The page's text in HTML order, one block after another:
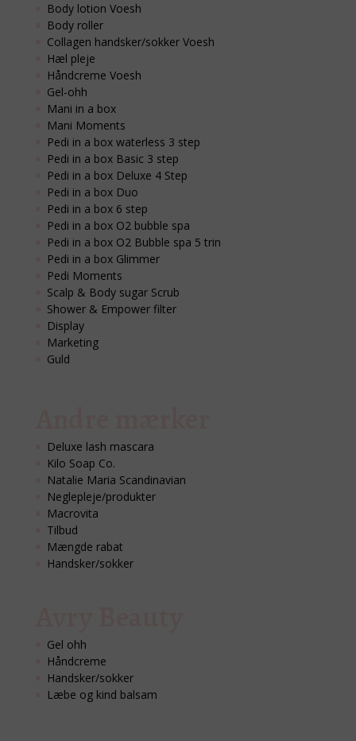
Body lotion Voesh
Body roller
Collagen handsker/sokker Voesh
Hæl pleje
Håndcreme Voesh
Gel-ohh
Mani in a box
Mani Moments
Pedi in a box waterless 3 step
Pedi in a box Basic 3 step
Pedi in a box Deluxe 4 Step
Pedi in a box Duo
Pedi in a box 6 step
Pedi in a box O2 bubble spa
Pedi in a box O2 Bubble spa 5 trin
Pedi in a box Glimmer
Pedi Moments
Scalp & Body sugar Scrub
Shower & Empower filter
Display
Marketing
Guld
Deluxe lash mascara
Kilo Soap Co.
Natalie Maria Scandinavian
Neglepleje/produkter
Macrovita
Tilbud
Mængde rabat
Handsker/sokker
Gel ohh
Håndcreme
Handsker/sokker
Læbe og kind balsam